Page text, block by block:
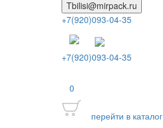
Tbilisi@mirpack.ru
+7(920)093-04-35
+7(920)093-04-35
0
перейти в каталог